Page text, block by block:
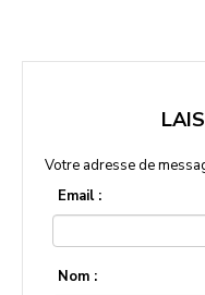
Votre adresse de
Email :
Nom :